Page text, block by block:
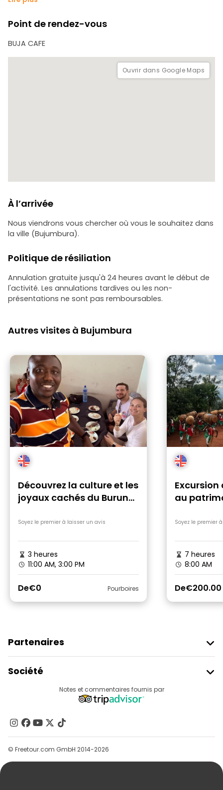
Deuxième arrêt : LE MUSÉE VIVANT DE BUJUMBURA.
C'est un joyau caché, un musée vivant de Bujumbura, un
lieu unique qui met en valeur le patrimoine burundais.
Explorez les huttes traditionnelles, observez le travail des
artisans locaux et écoutez les sons du Burundi rural.
Plongez dans l'histoire, la musique et la danse du pays.
Cette communauté est l'un des groupes indigènes les plus
anciens d'Afrique, connu sous le nom de communauté
pygmée, où nous apprendrons leur mode de vie et leurs
traditions uniques.
Point de rendez-vous
BUJA CAFE
Ouvrir dans Google Maps
À l’arrivée
Nous viendrons vous chercher où vous le souhaitez dans
la ville (Bujumbura).
Politique de résiliation
Annulation gratuite jusqu'à 24 heures avant le début de
l'activité. Les annulations tardives ou les non-
présentations ne sont pas remboursables.
Autres visites à Bujumbura
Découvrez la culture et les
joyaux cachés du Burundi
Soyez le premier à laisser un avis
3 heures
11:00 AM, 3:00 PM
De€0 Pourboires
Excursion
au
Soyez le premier
7 heures
8:00 AM
De€200.00
Partenaires
Connexion Du Fournisseur
Programme D’affiliation
Société
Contactez-Nous
Groupes
Aide
Notes et commentaires fournis par
© Freetour.com GmbH 2014-2026